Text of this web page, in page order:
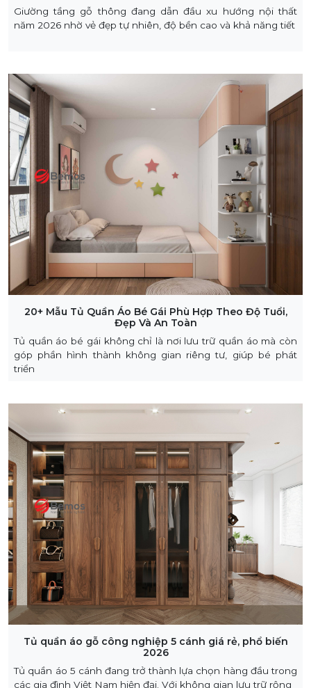
Giường tầng gỗ thông đang dẫn đầu xu hướng nội thất
năm 2026 nhờ vẻ đẹp tự nhiên, độ bền cao và khả năng tiết
20+ Mẫu Tủ Quần Áo Bé Gái Phù Hợp Theo Độ Tuổi,
Đẹp Và An Toàn
Tủ quần áo bé gái không chỉ là nơi lưu trữ quần áo mà còn
góp phần hình thành không gian riêng tư, giúp bé phát
triển
Tủ quần áo gỗ công nghiệp 5 cánh giá rẻ, phổ biến
2026
Tủ quần áo 5 cánh đang trở thành lựa chọn hàng đầu trong
các gia đình Việt Nam hiện đại. Với không gian lưu trữ rộng